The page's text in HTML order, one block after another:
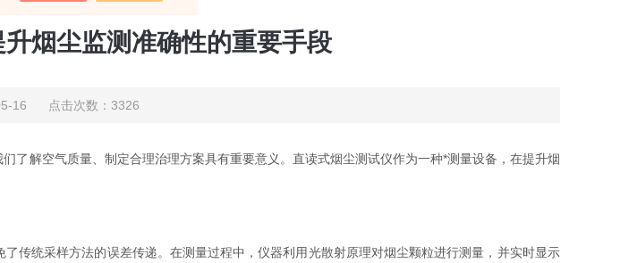
烟尘监测准确性的重要手段
16 点击次数：3326
解空气质量、制定合理治理方案具有重要意义。直读式烟尘测试仪作为一种*测量设备，在提升烟
传统采样方法的误差传递。在测量过程中，仪器利用光散射原理对烟尘颗粒进行测量，并实时显示